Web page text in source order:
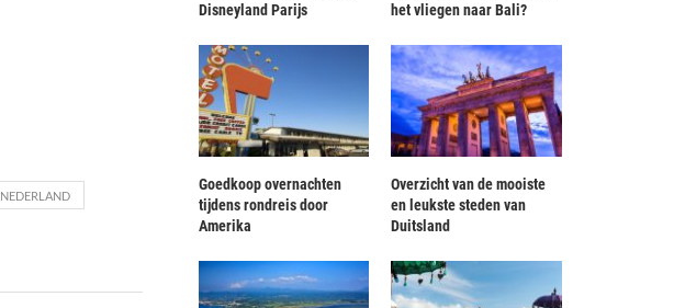
NEDERLAND
Disneyland Parijs
het vliegen naar Bali?
Goedkoop overnachten
tijdens rondreis door
Amerika
Overzicht van de mooiste
en leukste steden van
Duitsland